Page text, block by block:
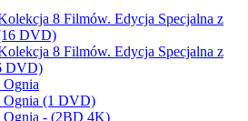
8 Filmów. Edycja Specjalna z
DVD)
8 Filmów. Edycja Specjalna z
DVD)
Ognia
Ognia (1 DVD)
Ognia - (2BD 4K)